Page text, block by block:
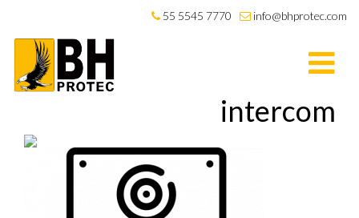
55 5545 7770 info@bhprotec.com
intercom